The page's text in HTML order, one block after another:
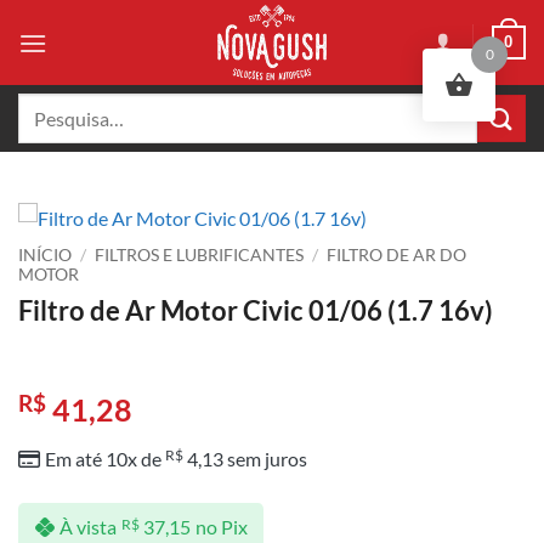
0
INÍCIO / FILTROS E LUBRIFICANTES / FILTRO DE AR DO
MOTOR
Filtro de Ar Motor Civic 01/06 (1.7 16v)
R$ 41,28
Em até 10x de R$ 4,13sem juros
À vista R$37,15 no Pix
0